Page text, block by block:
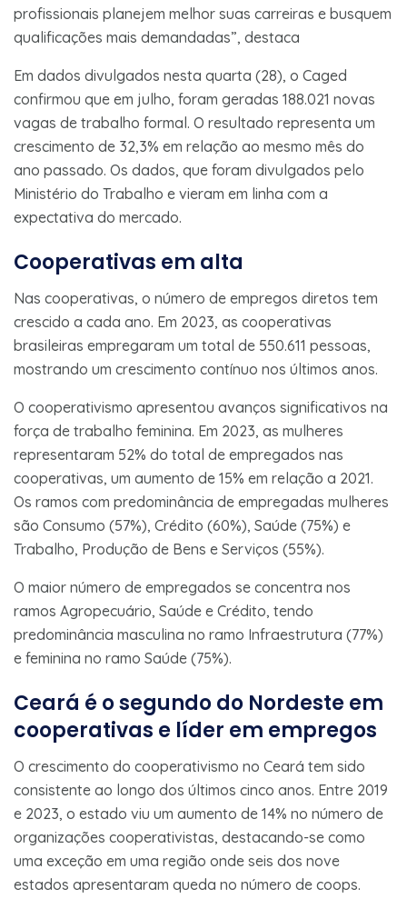
profissionais planejem melhor suas carreiras e busquem
qualificações mais demandadas​”, destaca
Em dados divulgados nesta quarta (28), o Caged
confirmou que em julho, foram geradas 188.021 novas
vagas de trabalho formal. O resultado representa um
crescimento de 32,3% em relação ao mesmo mês do
ano passado. Os dados, que foram divulgados pelo
Ministério do Trabalho e vieram em linha com a
expectativa do mercado.
Cooperativas em alta
Nas cooperativas, o número de empregos diretos tem
crescido a cada ano. Em 2023, as cooperativas
brasileiras empregaram um total de 550.611 pessoas,
mostrando um crescimento contínuo nos últimos anos.
O cooperativismo apresentou avanços significativos na
força de trabalho feminina. Em 2023, as mulheres
representaram 52% do total de empregados nas
cooperativas, um aumento de 15% em relação a 2021.
Os ramos com predominância de empregadas mulheres
são Consumo (57%), Crédito (60%), Saúde (75%) e
Trabalho, Produção de Bens e Serviços (55%).
O maior número de empregados se concentra nos
ramos Agropecuário, Saúde e Crédito, tendo
predominância masculina no ramo Infraestrutura (77%)
e feminina no ramo Saúde (75%).
Ceará é o segundo do Nordeste em
cooperativas e líder em empregos
O crescimento do cooperativismo no Ceará tem sido
consistente ao longo dos últimos cinco anos. Entre 2019
e 2023, o estado viu um aumento de 14% no número de
organizações cooperativistas, destacando-se como
uma exceção em uma região onde seis dos nove
estados apresentaram queda no número de coops.